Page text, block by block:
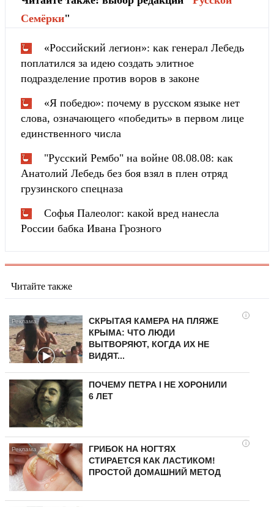
Cемёрки"
«Российский легион»: как генерал Лебедь
поплатился за идею создать элитное
подразделение против воров в законе
«Я победю»: почему в русском языке нет
слова, означающего «победить» в первом лице
единственного числа
"Русский Рембо" на войне 08.08.08: как
Анатолий Лебедь без боя взял в плен отряд
грузинского спецназа
Софья Палеолог: какой вред нанесла
России бабка Ивана Грозного
Читайте также
i
СКРЫТАЯ КАМЕРА НА ПЛЯЖЕ
КРЫМА: ЧТО ЛЮДИ
ВЫТВОРЯЮТ, КОГДА ИХ НЕ
ВИДЯТ...
ПОЧЕМУ ПЕТРА I НЕ ХОРОНИЛИ
6 ЛЕТ
i
ГРИБОК НА НОГТЯХ
СТИРАЕТСЯ КАК ЛАСТИКОМ!
ПРОСТОЙ ДОМАШНИЙ МЕТОД